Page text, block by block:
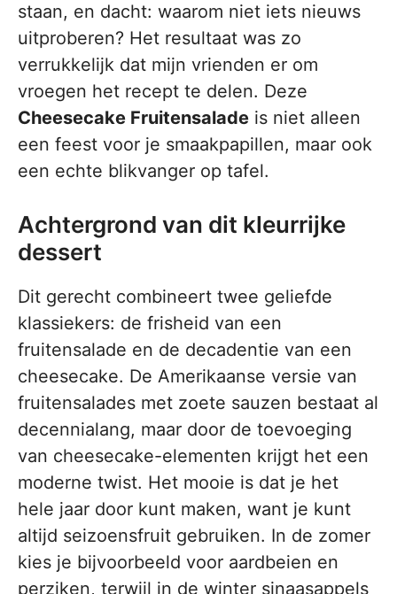
staan, en dacht: waarom niet iets nieuws
uitproberen? Het resultaat was zo
verrukkelijk dat mijn vrienden er om
vroegen het recept te delen. Deze
Cheesecake Fruitensalade is niet alleen
een feest voor je smaakpapillen, maar ook
een echte blikvanger op tafel.
Achtergrond van dit kleurrijke
dessert
Dit gerecht combineert twee geliefde
klassiekers: de frisheid van een
fruitensalade en de decadentie van een
cheesecake. De Amerikaanse versie van
fruitensalades met zoete sauzen bestaat al
decennialang, maar door de toevoeging
van cheesecake-elementen krijgt het een
moderne twist. Het mooie is dat je het
hele jaar door kunt maken, want je kunt
altijd seizoensfruit gebruiken. In de zomer
kies je bijvoorbeeld voor aardbeien en
perziken, terwijl in de winter sinaasappels